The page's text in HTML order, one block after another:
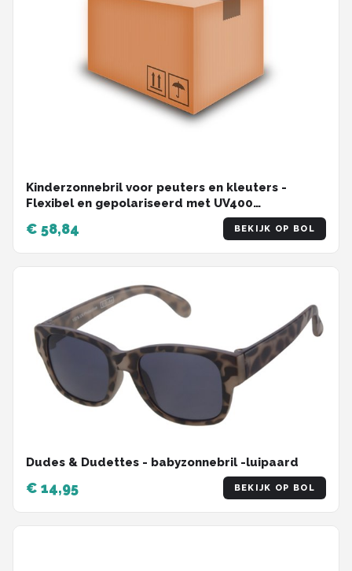
Kinderzonnebril voor peuters en kleuters -
Flexibel en gepolariseerd met UV400
bescherming - Voor jongens en meisjes 3-6 jaar
€ 58,84 BEKIJK OP BOL
Dudes & Dudettes - babyzonnebril -luipaard
€ 14,95 BEKIJK OP BOL